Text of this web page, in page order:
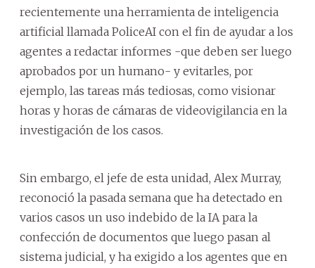
recientemente una herramienta de inteligencia
artificial llamada PoliceAI con el fin de ayudar a los
agentes a redactar informes -que deben ser luego
aprobados por un humano- y evitarles, por
ejemplo, las tareas más tediosas, como visionar
horas y horas de cámaras de videovigilancia en la
investigación de los casos.
Sin embargo, el jefe de esta unidad, Alex Murray,
reconoció la pasada semana que ha detectado en
varios casos un uso indebido de la IA para la
confección de documentos que luego pasan al
sistema judicial, y ha exigido a los agentes que en